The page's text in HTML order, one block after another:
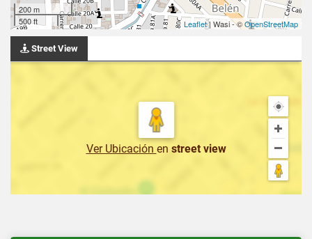
200 m
500 ft
Leaflet| Wasi - ©OpenStreetMap
Street View
Ver Ubicación en street view